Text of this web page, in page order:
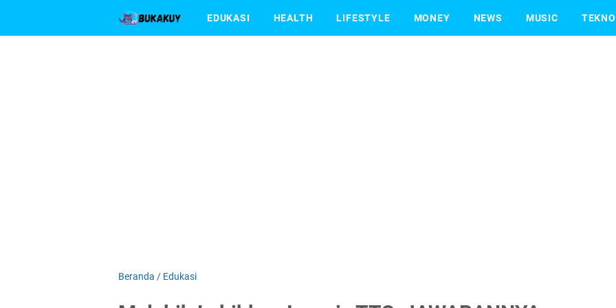
EDUKASI HEALTH LIFESTYLE MONEY NEWS MUSIC TEKNO
Beranda / Edukasi